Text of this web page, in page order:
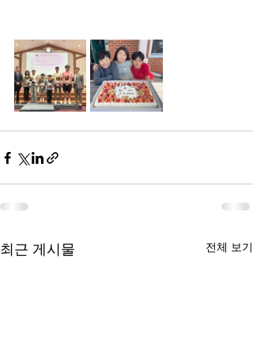
최근 게시물 전체 보기